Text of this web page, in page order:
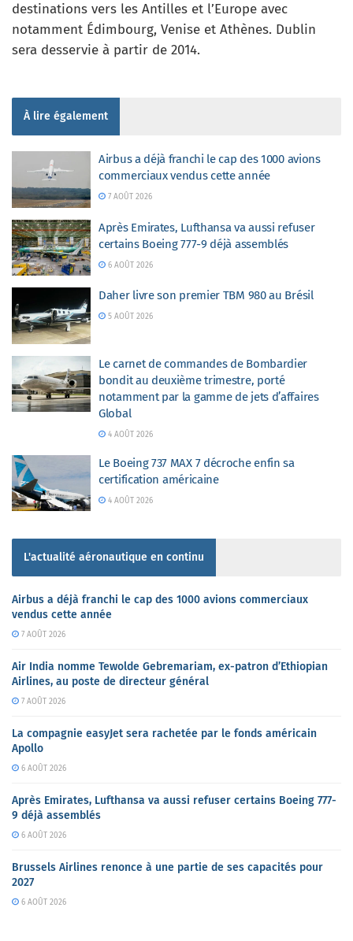
destinations vers les Antilles et l’Europe avec
notamment Édimbourg, Venise et Athènes. Dublin
sera desservie à partir de 2014.
À lire également
Airbus a déjà franchi le cap des 1000 avions
commerciaux vendus cette année
7 AOÛT 2026
Après Emirates, Lufthansa va aussi refuser
certains Boeing 777-9 déjà assemblés
6 AOÛT 2026
Daher livre son premier TBM 980 au Brésil
5 AOÛT 2026
Le carnet de commandes de Bombardier
bondit au deuxième trimestre, porté
notamment par la gamme de jets d’affaires
Global
4 AOÛT 2026
Le Boeing 737 MAX 7 décroche enfin sa
certification américaine
4 AOÛT 2026
L'actualité aéronautique en continu
Airbus a déjà franchi le cap des 1000 avions commerciaux
vendus cette année
7 AOÛT 2026
Air India nomme Tewolde Gebremariam, ex-patron d’Ethiopian
Airlines, au poste de directeur général
7 AOÛT 2026
La compagnie easyJet sera rachetée par le fonds américain
Apollo
6 AOÛT 2026
Après Emirates, Lufthansa va aussi refuser certains Boeing 777-
9 déjà assemblés
6 AOÛT 2026
Brussels Airlines renonce à une partie de ses capacités pour
2027
6 AOÛT 2026